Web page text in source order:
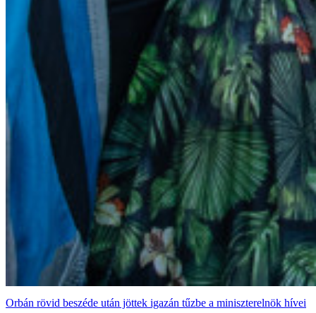
Orbán rövid beszéde után jöttek igazán tűzbe a miniszterelnök hívei